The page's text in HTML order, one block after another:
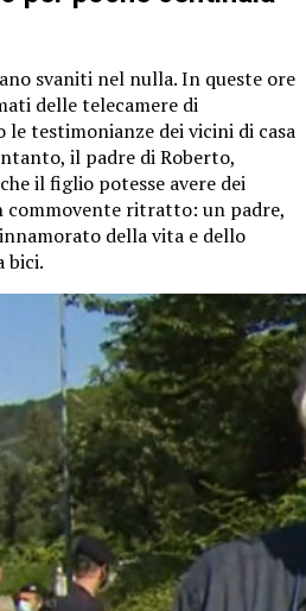
svaniti nel nulla. In queste ore
delle telecamere di
le testimonianze dei vicini di casa
il padre di Roberto,
il figlio potesse avere dei
commovente ritratto: un padre,
della vita e dello
bici.